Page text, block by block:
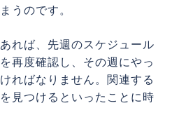
うのです。
れば、先週のスケジュール
再度確認し、その週にやっ
ればなりません。関連する
見つけるといったことに時